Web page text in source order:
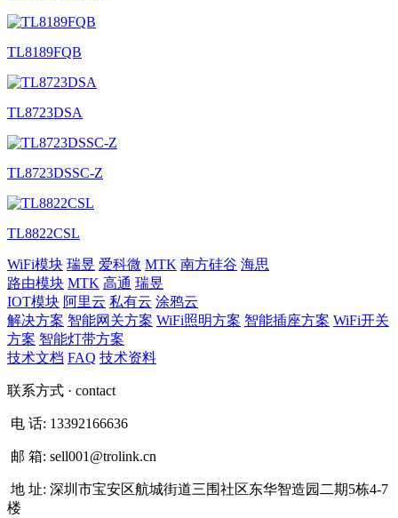
TL8189FQB
TL8723DSA
TL8723DSSC-Z
TL8822CSL
WiFi模块 瑞昱 爱科微 MTK 南方硅谷 海思
路由模块 MTK 高通 瑞昱
IOT模块 阿里云 私有云 涂鸦云
解决方案 智能网关方案 WiFi照明方案 智能插座方案 WiFi开关
方案 智能灯带方案
技术文档 FAQ 技术资料
联系方式 · contact
电 话: 13392166636
邮 箱: sell001@trolink.cn
地 址: 深圳市宝安区航城街道三围社区东华智造园二期5栋4-7
楼